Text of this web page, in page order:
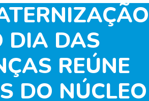
DIA DAS
REÚNE
DO NÚCLEO